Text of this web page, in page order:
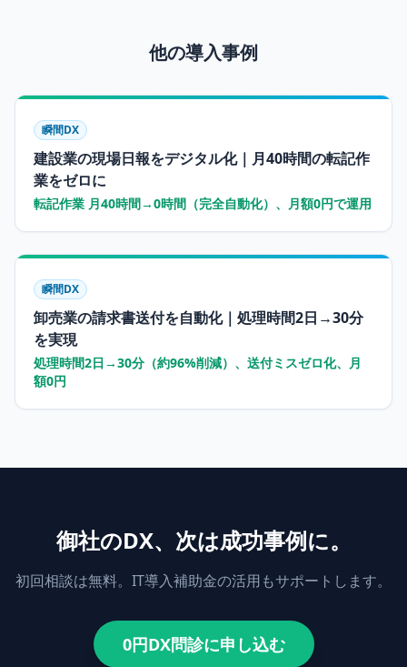
他の導入事例
瞬間DX
建設業の現場日報をデジタル化｜月40時間の転記作
業をゼロに
転記作業 月40時間→0時間（完全自動化）、月額0円で運用
瞬間DX
卸売業の請求書送付を自動化｜処理時間2日→30分
を実現
処理時間2日→30分（約96%削減）、送付ミスゼロ化、月
額0円
御社のDX、次は成功事例に。
初回相談は無料。IT導入補助金の活用もサポートします。
0円DX問診に申し込む